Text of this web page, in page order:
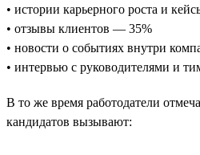
• истории карьерного роста и
• отзывы клиентов — 35%
• новости о событиях внутри
• интервью с руководителями и
В то же время работодатели
кандидатов вызывают: